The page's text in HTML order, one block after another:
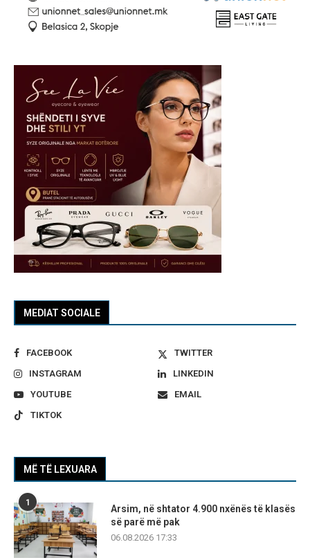
MEDIAT SOCIALE
FACEBOOK
TWITTER
INSTAGRAM
LINKEDIN
YOUTUBE
EMAIL
TIKTOK
MË TË LEXUARA
1
Arsim, në shtator 4.900 nxënës të klasës
së parë më pak
06.08.2026 17:33